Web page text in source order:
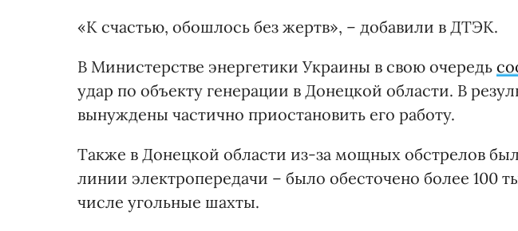
«К счастью, обошлось без жертв», – добавили в ДТЭК.
В Министерстве энергетики Украины в свою очередь
удар по объекту генерации в Донецкой области. В
вынуждены частично приостановить его работу.
Также в Донецкой области из-за мощных обстрелов
линии электропередачи – было обесточено более 100
числе угольные шахты.